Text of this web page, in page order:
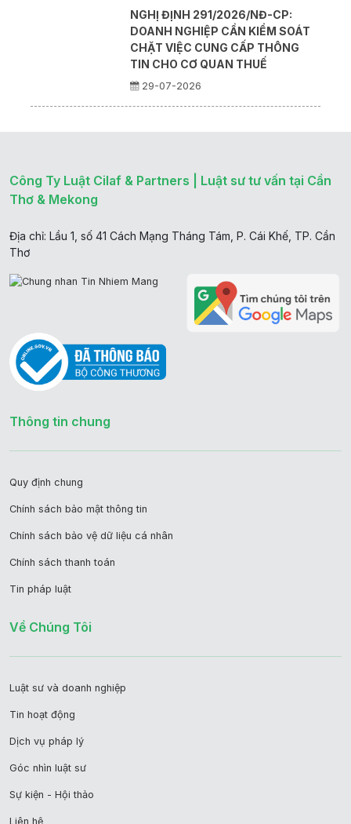
NGHỊ ĐỊNH 291/2026/NĐ-CP:
DOANH NGHIỆP CẦN KIỂM SOÁT
CHẶT VIỆC CUNG CẤP THÔNG
TIN CHO CƠ QUAN THUẾ
29-07-2026
Công Ty Luật Cilaf & Partners | Luật sư tư vấn tại Cần
Thơ & Mekong
Địa chỉ: Lầu 1, số 41 Cách Mạng Tháng Tám, P. Cái Khế, TP. Cần
Thơ
Thông tin chung
Quy định chung
Chính sách bảo mật thông tin
Chính sách bảo vệ dữ liệu cá nhân
Chính sách thanh toán
Tin pháp luật
Về Chúng Tôi
Luật sư và doanh nghiệp
Tin hoạt động
Dịch vụ pháp lý
Góc nhìn luật sư
Sự kiện - Hội thảo
Liên hệ